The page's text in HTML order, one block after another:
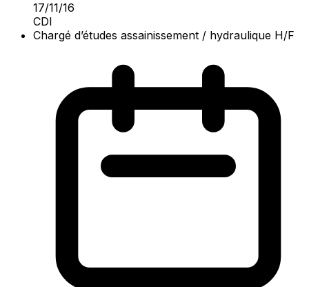
17/11/16
CDI
Chargé d’études assainissement / hydraulique H/F